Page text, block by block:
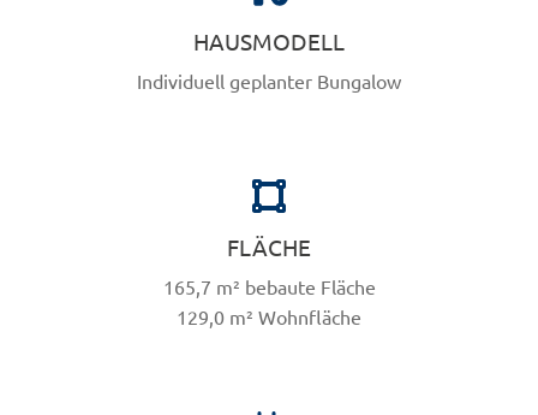
HAUSMODELL
Individuell geplanter Bungalow
FLÄCHE
165,7 m² bebaute Fläche
129,0 m² Wohnfläche